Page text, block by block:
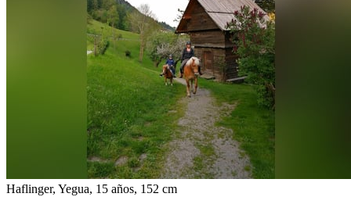
Haflinger, Yegua, 15 años, 152 cm